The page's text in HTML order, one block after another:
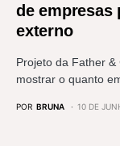
de empresas
externo
Projeto da Father
mostrar o quanto
POR BRUNA 10 DE